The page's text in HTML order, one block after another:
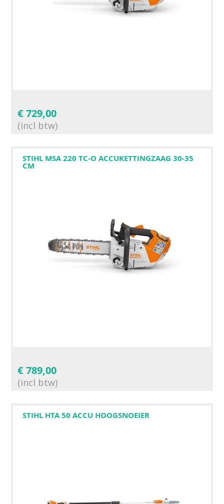
€ 729,00
(incl btw)
STIHL MSA 220 TC-O ACCUKETTINGZAAG 30-35
CM
€ 789,00
(incl btw)
STIHL HTA 50 ACCU HOOGSNOEIER